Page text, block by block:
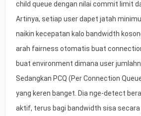
child queue dengan nilai commit limit
Artinya, setiap user dapet jatah
naikin kecepatan kalo bandwidth
arah fairness otomatis buat
buat environment dimana user
Sedangkan PCQ (Per Connection
yang keren banget. Dia nge-detect
aktif, terus bagi bandwidth sisa